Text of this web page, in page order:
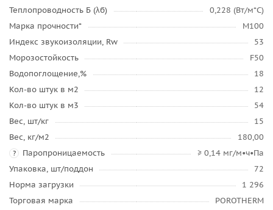
Теплопроводность Б (λб)
0,228 (Вт/м*С)
Марка прочности*
М100
Индекс звукоизоляции, Rw
53
Морозостойкость
F50
Водопоглощение,%
18
Кол-во штук в м2
12
Кол-во штук в м3
54
Вес, шт/кг
15
Вес, кг/м2
180,00
? Паропроницаемость
≥ 0,14 мг/м•ч•Па
Упаковка, шт/поддон
72
Норма загрузки
1 296
Торговая марка
POROTHERM